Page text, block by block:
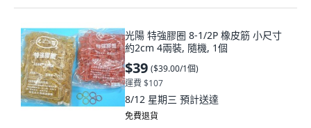
光陽 特強膠圈 8-1/2P 橡皮筋 小尺寸
約2cm 4兩裝, 隨機, 1個
$39 ($39.00/1個)
運費 $107
8/12 星期三 預計送達
免費退貨